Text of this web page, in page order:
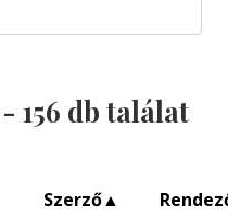
156 db találat
Szerző▲